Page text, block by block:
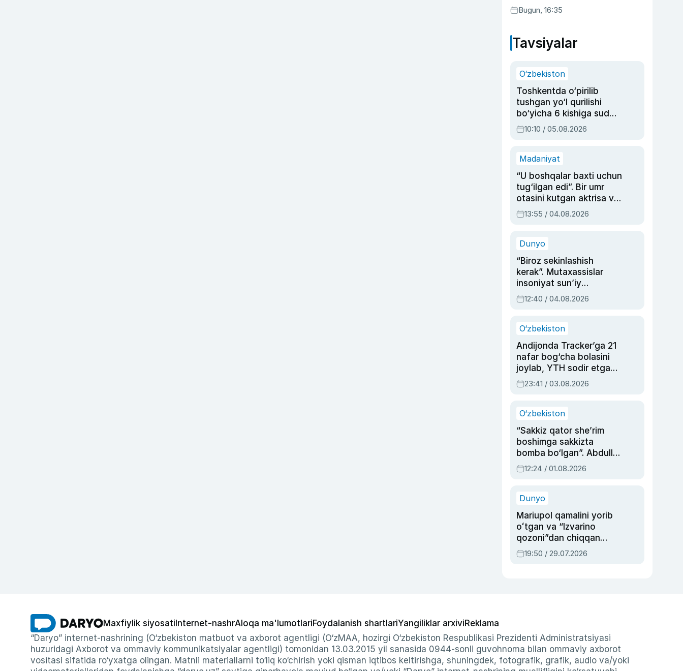
mumkin
Bugun, 16:35
Tavsiyalar
O‘zbekiston
Toshkentda o‘pirilib
tushgan yo‘l qurilishi
bo‘yicha 6 kishiga sud
hukmi o‘qildi
10:10 / 05.08.2026
Madaniyat
“U boshqalar baxti uchun
tug‘ilgan edi”. Bir umr
otasini kutgan aktrisa va
dublyaj ustasi Rimma
Ahmedovaning
13:55 / 04.08.2026
Dunyo
“Biroz sekinlashish
kerak”. Mutaxassislar
insoniyat sun’iy
intellektni boshqara
olmay qolishidan xavotir
12:40 / 04.08.2026
O‘zbekiston
Andijonda Tracker’ga 21
nafar bog‘cha bolasini
joylab, YTH sodir etgan
ayolga sud hukmi o‘qildi
23:41 / 03.08.2026
O‘zbekiston
“Sakkiz qator she’rim
boshimga sakkizta
bomba bo‘lgan”. Abdulla
Oripovni siyosiy
ayblovlardan asrab
12:24 / 01.08.2026
Dunyo
Mariupol qamalini yorib
oʻtgan va “Izvarino
qozoni”dan chiqqan
qahramon — Ukraina
armiyasi bosh
19:50 / 29.07.2026
Maxfiylik siyosati Internet-nashrAloqa ma'lumotlariFoydalanish shartlariYangiliklar arxiviReklama
“Daryo” internet-nashrining (O‘zbekiston matbuot va axborot agentligi (O‘zMAA, hozirgi O‘zbekiston Respublikasi Prezidenti Administratsiyasi
huzuridagi Axborot va ommaviy kommunikatsiyalar agentligi) tomonidan 13.03.2015 yil sanasida 0944-sonli guvohnoma bilan ommaviy axborot
vositasi sifatida ro‘yxatga olingan. Matnli materiallarni to‘liq ko‘chirish yoki qisman iqtibos keltirishga, shuningdek, fotografik, grafik, audio va/yoki